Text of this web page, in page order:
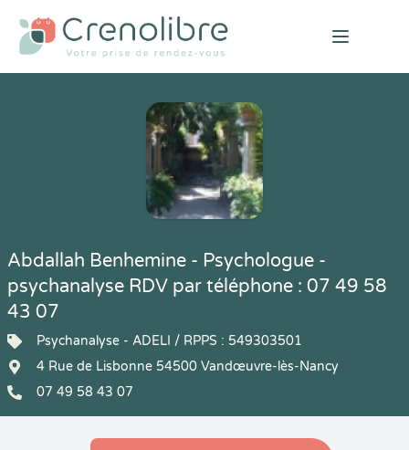
Open
Abdallah Benhemine - Psychologue -
psychanalyse RDV par téléphone : 07 49 58
43 07
Psychanalyse - ADELI / RPPS : 549303501
4 Rue de Lisbonne 54500 Vandœuvre-lès-Nancy
07 49 58 43 07